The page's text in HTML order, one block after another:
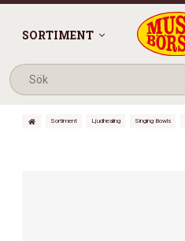
SORTIMENT
Sortiment Ljudhealing Singing Bowls